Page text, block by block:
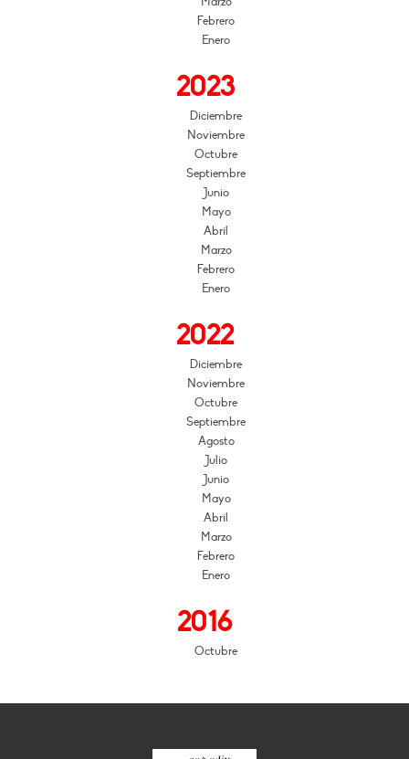
Febrero
Enero
2023
Diciembre
Noviembre
Octubre
Septiembre
Junio
Mayo
Abril
Marzo
Febrero
Enero
2022
Diciembre
Noviembre
Octubre
Septiembre
Agosto
Julio
Junio
Mayo
Abril
Marzo
Febrero
Enero
2016
Octubre